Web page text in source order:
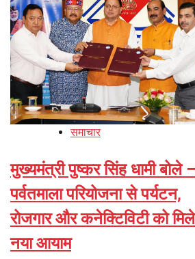
समाचार
मुख्यमंत्री पुष्कर सिंह धामी बोले –
पर्वतमाला परियोजना से पर्यटन,
रोजगार और कनेक्टिविटी को
नया आयाम